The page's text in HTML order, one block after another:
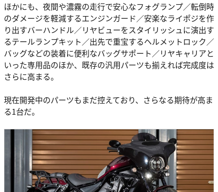
ほかにも、夜間や濃霧の走行で安心なフォグランプ／転倒時
のダメージを軽減するエンジンガード／安楽なライポジを作
り出すバーハンドル／リヤビューをスタイリッシュに演出す
るテールランプキット／出先で重宝するヘルメットロック／
バッグなどの装着に便利なバッグサポート／リヤキャリアと
いった専用品のほか、既存の汎用パーツも揃えれば完成度は
さらに高まる。
現在開発中のパーツもまだ控えており、さらなる期待が高ま
る1台だ。